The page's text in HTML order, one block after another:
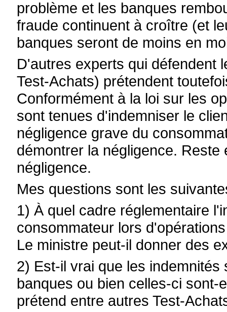
problème et les banques
fraude continuent à croître (et
banques seront de moins en
D'autres experts qui défendent
Test-Achats) prétendent
Conformément à la loi sur les
sont tenues d'indemniser le
négligence grave du
démontrer la négligence.
négligence.
Mes questions sont les
1) À quel cadre réglementaire
consommateur lors
Le ministre peut-il donner des
2) Est-il vrai que les
banques ou bien celles-ci sont-
prétend entre autres Test-